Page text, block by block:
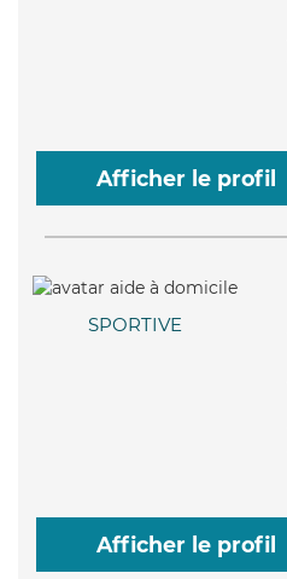
Afficher le profil
SPORTIVE
Afficher le profil